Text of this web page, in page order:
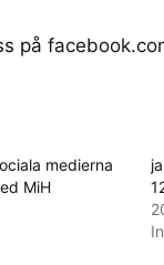
på
medierna
MiH